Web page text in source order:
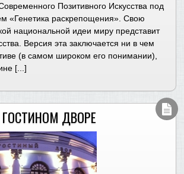
Позитивного Искусства под
«Генетика раскрепощения». Свою
национальной идеи миру представит
Версия эта заключается ни в чем
(в самом широком его понимании),
[...]
ДВОРЕ